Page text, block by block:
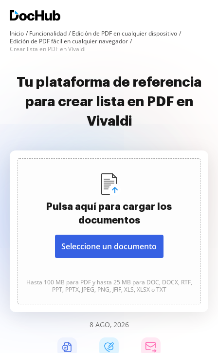
Inicio Funcionalidad
Edición de PDF en cualquier dispositivo
Edición de PDF fácil en cualquier navegador
Crear lista en PDF en Vivaldi
Tu plataforma de referencia
para crear lista en PDF en
Vivaldi
Pulsa aquí para cargar los
documentos
Seleccione un documento
Hasta 100 MB para PDF y hasta 25 MB para DOC, DOCX, RTF,
PPT, PPTX, JPEG, PNG, JFIF, XLS, XLSX o TXT
8 AGO, 2026